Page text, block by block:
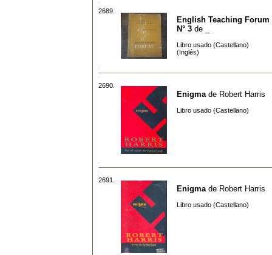
2689.
English Teaching Forum
N° 3 de
Libro usado (Castellano)
(Inglés)
2690.
Enigma de Robert Harris
Libro usado (Castellano)
2691.
Enigma de Robert Harris
Libro usado (Castellano)